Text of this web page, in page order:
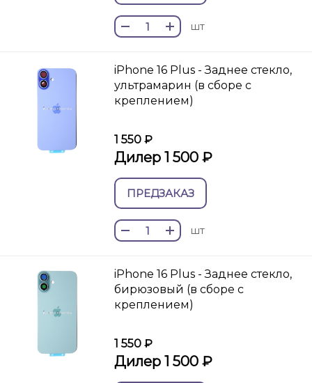
шт
iPhone 16 Plus - Заднее стекло,
ультрамарин (в сборе с
креплением)
1 550 ₽
Дилер 1 500 ₽
ПРЕДЗАКАЗ
шт
iPhone 16 Plus - Заднее стекло,
бирюзовый (в сборе с
креплением)
1 550 ₽
Дилер 1 500 ₽